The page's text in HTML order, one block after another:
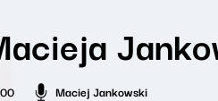
Maciej Jankowski